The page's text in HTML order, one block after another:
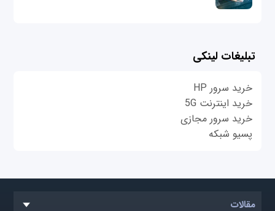
تبلیغات لینکی
خرید سرور HP
خرید اینترنت 5G
خرید سرور مجازی
پسیو شبکه
مقالات